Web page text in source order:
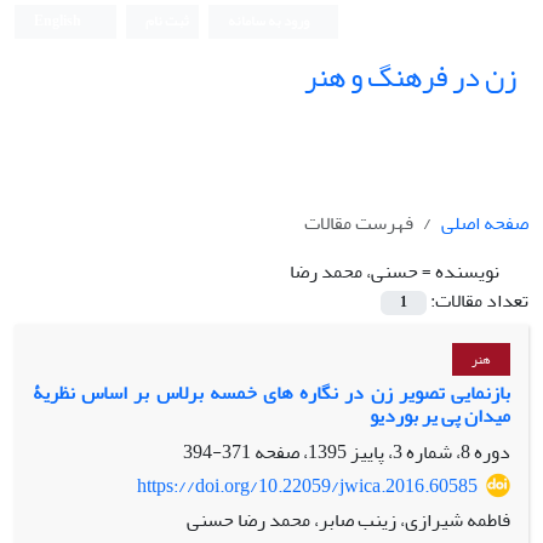
زن در فرهنگ و هنر
صفحه اصلی
فهرست مقالات
نویسنده =حسنی، محمد رضا
تعداد مقالات:
1
هنر
بازنمایی تصویر زن در نگاره های خمسه برلاس بر اساس نظریۀ
میدان پی یر بوردیو
دوره 8، شماره 3، پاییز 1395، صفحه
371-394
https://doi.org/10.22059/jwica.2016.60585
فاطمه شیرازی، زینب صابر، محمد رضا حسنی